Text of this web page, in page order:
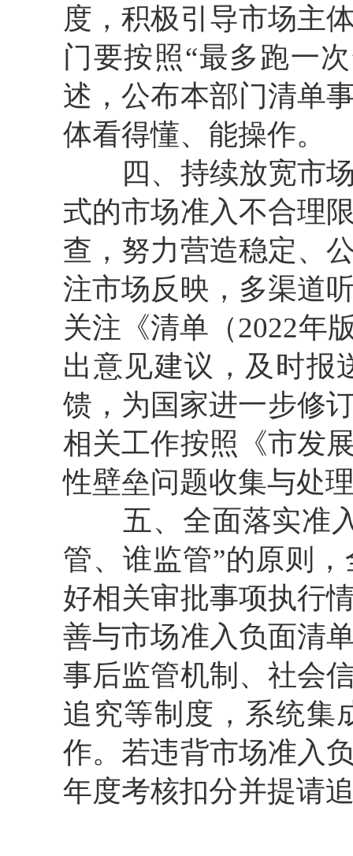
度，积极引导市场主
门要按照“最多跑一次
述，公布本部门清单
体看得懂、能操作。
四、持续放宽市
式的市场准入不合理
查， 努力营造稳定、
注市场反映，多渠道
关注《清单（2022年
出意见建议，及时报
馈，为国家进一步修
相关工作按照 《市发
性壁垒问题收集与处
五、全面落实准
管、谁监管”的原则
好相关审批事项执行
善与市场准入负面清
事后监管机制、社会
追究等制度，系统集
作。若违背市场准入
年度考核扣分并提请